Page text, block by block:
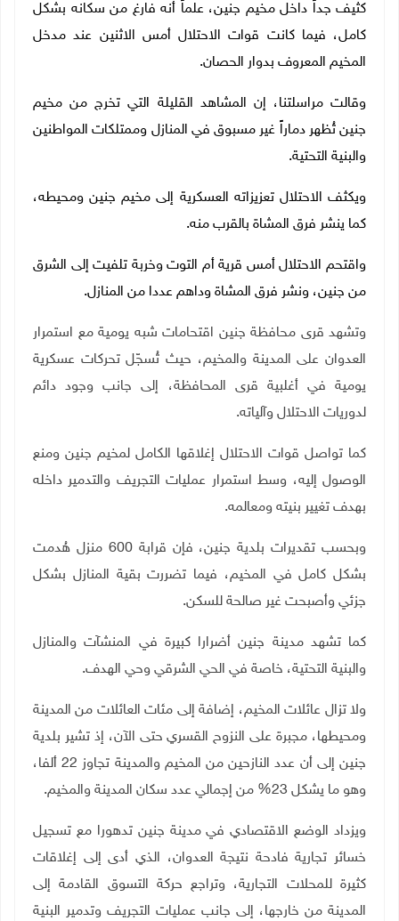
كثيف جداً داخل مخيم جنين، علماً أنه فارغ من سكانه بشكل
كامل، فيما كانت قوات الاحتلال أمس الاثنين عند مدخل
المخيم المعروف بدوار الحصان.
وقالت مراسلتنا، إن المشاهد القليلة التي تخرج من مخيم
جنين تُظهر دماراً غير مسبوق في المنازل وممتلكات المواطنين
والبنية التحتية.
ويكثف الاحتلال تعزيزاته العسكرية إلى مخيم جنين ومحيطه،
كما ينشر فرق المشاة بالقرب منه.
واقتحم الاحتلال أمس قرية أم التوت وخربة تلفيت إلى الشرق
من جنين، ونشر فرق المشاة وداهم عددا من المنازل.
وتشهد قرى محافظة جنين اقتحامات شبه يومية مع استمرار
العدوان على المدينة والمخيم، حيث تُسجّل تحركات عسكرية
يومية في أغلبية قرى المحافظة، إلى جانب وجود دائم
لدوريات الاحتلال وآلياته.
كما تواصل قوات الاحتلال إغلاقها الكامل لمخيم جنين ومنع
الوصول إليه، وسط استمرار عمليات التجريف والتدمير داخله
بهدف تغيير بنيته ومعالمه.
وبحسب تقديرات بلدية جنين، فإن قرابة 600 منزل هُدمت
بشكل كامل في المخيم، فيما تضررت بقية المنازل بشكل
جزئي وأصبحت غير صالحة للسكن.
كما تشهد مدينة جنين أضرارا كبيرة في المنشآت والمنازل
والبنية التحتية، خاصة في الحي الشرقي وحي الهدف.
ولا تزال عائلات المخيم، إضافة إلى مئات العائلات من المدينة
ومحيطها، مجبرة على النزوح القسري حتى الآن، إذ تشير بلدية
جنين إلى أن عدد النازحين من المخيم والمدينة تجاوز 22 ألفا،
وهو ما يشكل 23% من إجمالي عدد سكان المدينة والمخيم.
ويزداد الوضع الاقتصادي في مدينة جنين تدهورا مع تسجيل
خسائر تجارية فادحة نتيجة العدوان، الذي أدى إلى إغلاقات
كثيرة للمحلات التجارية، وتراجع حركة التسوق القادمة إلى
المدينة من خارجها، إلى جانب عمليات التجريف وتدمير البنية